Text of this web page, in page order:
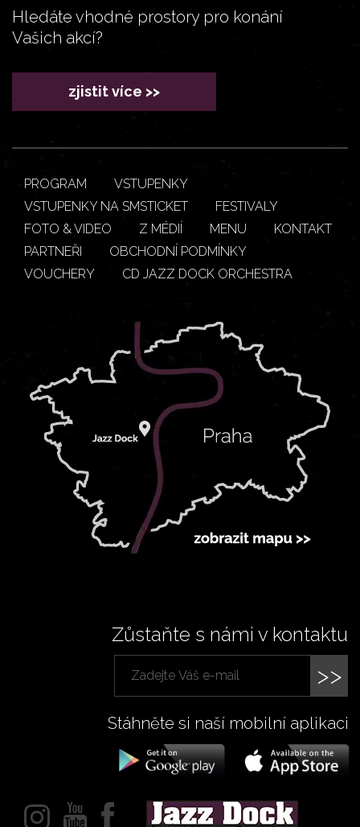
Hledáte vhodné prostory pro konání
Vašich akcí?
zjistit více >>
PROGRAM
VSTUPENKY
VSTUPENKY NA SMSTICKET
FESTIVALY
FOTO & VIDEO
Z MÉDIÍ MENU
KONTAKT
PARTNEŘI
OBCHODNÍ PODMÍNKY
VOUCHERY
CD JAZZ DOCK ORCHESTRA
Zůstaňte s námi v kontaktu
>>
Stáhněte si naší mobilní aplikaci